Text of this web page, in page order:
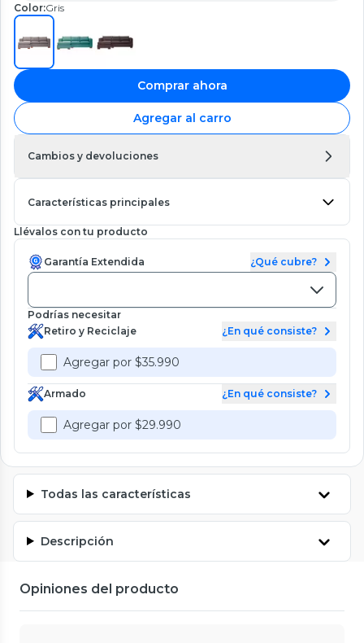
Color:Gris
Comprar ahora
Agregar al carro
Cambios y devoluciones
Características principales
Llévalos con tu producto
Garantía Extendida ¿Qué cubre?
Podrías necesitar
Retiro y Reciclaje
¿En qué consiste?
Agregar por $35.990
Armado ¿En qué consiste?
Agregar por $29.990
Todas las características
Descripción
Opiniones del producto